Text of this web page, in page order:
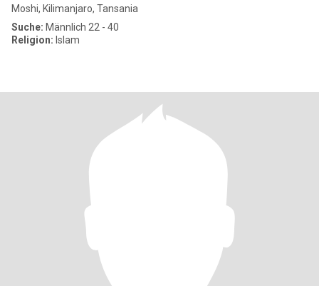
Moshi, Kilimanjaro, Tansania
Suche: Männlich 22 - 40
Religion: Islam